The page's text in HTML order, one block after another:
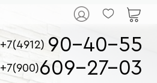
+7(4912) 90-40-55
+7(900)609-27-03